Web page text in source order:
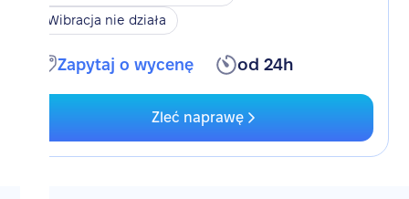
Wibracja nie działa
Zapytaj o wycenę od 24h
Zleć naprawę